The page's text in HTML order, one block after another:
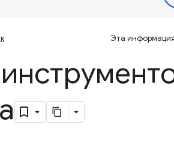
Эта информация